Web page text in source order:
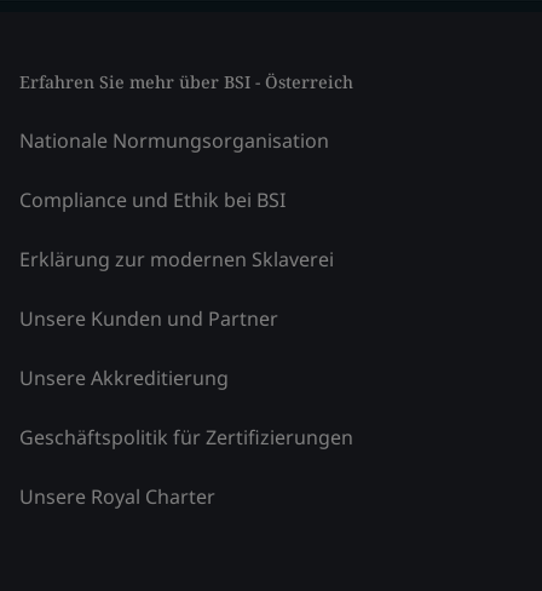
Erfahren Sie mehr über BSI - Österreich
Nationale Normungsorganisation
Compliance und Ethik bei BSI
Erklärung zur modernen Sklaverei
Unsere Kunden und Partner
Unsere Akkreditierung
Geschäftspolitik für Zertifizierungen
Unsere Royal Charter